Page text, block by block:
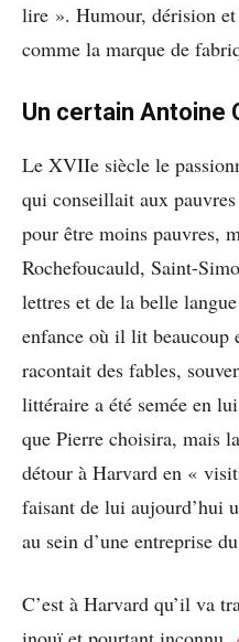
lire ». Humour, dérision
comme la marque de
Un certain Antoine
Le XVIIe siècle le
qui conseillait aux
pour être moins pauvres,
Rochefoucauld, Saint-
lettres et de la belle
enfance où il lit beaucoup
racontait des fables,
littéraire a été semée en
que Pierre choisira, mais
détour à Harvard en «
faisant de lui aujourd’hui
au sein d’une entreprise
C’est à Harvard qu’il va